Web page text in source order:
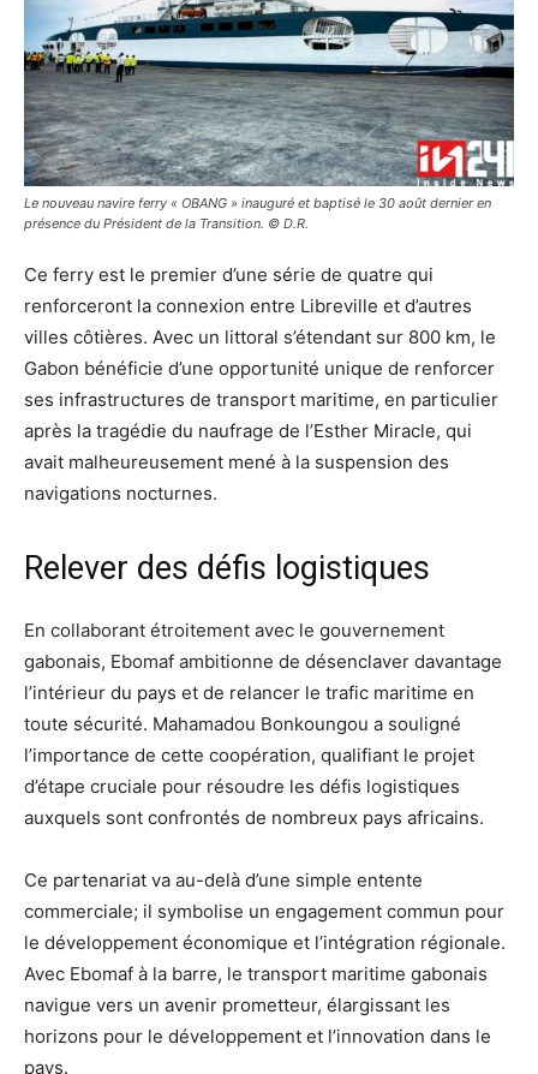
Le nouveau navire ferry « OBANG » inauguré et baptisé le 30 août dernier en
présence du Président de la Transition. © D.R.
Ce ferry est le premier d’une série de quatre qui
renforceront la connexion entre Libreville et d’autres
villes côtières. Avec un littoral s’étendant sur 800 km, le
Gabon bénéficie d’une opportunité unique de renforcer
ses infrastructures de transport maritime, en particulier
après la tragédie du naufrage de l’Esther Miracle, qui
avait malheureusement mené à la suspension des
navigations nocturnes.
Relever des défis logistiques
En collaborant étroitement avec le gouvernement
gabonais, Ebomaf ambitionne de désenclaver davantage
l’intérieur du pays et de relancer le trafic maritime en
toute sécurité. Mahamadou Bonkoungou a souligné
l’importance de cette coopération, qualifiant le projet
d’étape cruciale pour résoudre les défis logistiques
auxquels sont confrontés de nombreux pays africains.
Ce partenariat va au-delà d’une simple entente
commerciale; il symbolise un engagement commun pour
le développement économique et l’intégration régionale.
Avec Ebomaf à la barre, le transport maritime gabonais
navigue vers un avenir prometteur, élargissant les
horizons pour le développement et l’innovation dans le
pays.